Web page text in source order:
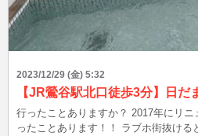
2023/12/29 (金) 5:32
【JR鶯谷駅北口徒歩3分】日だ
行ったことありますか？ 2017年にリニューアルしてから、何度か行
ったことあります！！ ラブホ街抜けるとあるよね( ´∀｀ ) 私が行って